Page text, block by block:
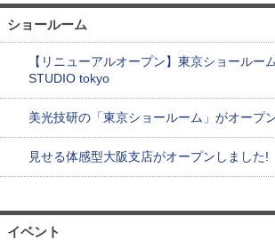
ショールーム
【リニューアルオープン】東京ショールー
STUDIO tokyo
美光技研の「東京ショールーム」がオープ
見せる体感型大阪支店がオープンしました!
イベント